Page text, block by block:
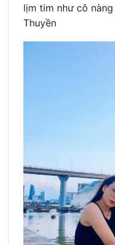
lịm tim như cô
Thuyền